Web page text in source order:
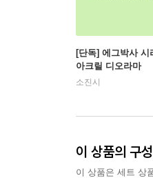
[단독] 에그박사
아크릴 디오라마
소진시
이 상품의 구
이 상품은 세트 상